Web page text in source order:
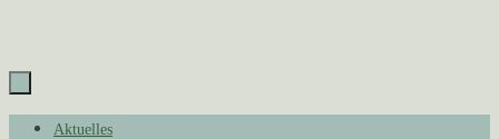
Zum
Aktuelles